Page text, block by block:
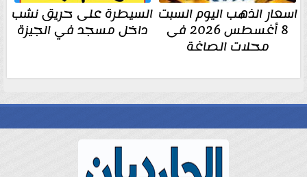
اسعار الذهب اليوم السبت
8 أغسطس 2026 فى
محلات الصاغة
السيطرة على حريق نشب
داخل مسجد في الجيزة